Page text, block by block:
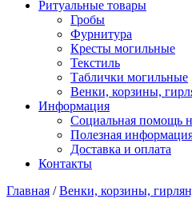
Ритуальные товары
Гробы
Фурнитура
Кресты могильные
Текстиль
Таблички могильные
Венки, корзины,
Информация
Социальная помощь
Полезная
Доставка и оплата
Контакты
Главная /Венки, корзины,